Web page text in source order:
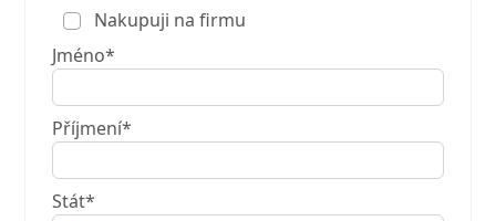
Nakupuji na firmu
Jméno*
Příjmení*
Stát*